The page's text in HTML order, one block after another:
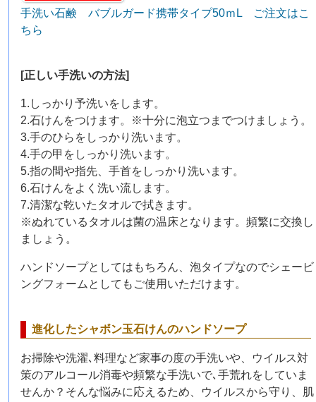
手洗い石鹸 バブルガード携帯タイプ50ｍL ご注文はこ
ちら
[正しい手洗いの方法]
1.しっかり予洗いをします。
2.石けんをつけます。※十分に泡立つまでつけましょう。
3.手のひらをしっかり洗います。
4.手の甲をしっかり洗います。
5.指の間や指先、手首をしっかり洗います。
6.石けんをよく洗い流します。
7.清潔な乾いたタオルで拭きます。
※ぬれているタオルは菌の温床となります。頻繁に交換し
ましょう。
ハンドソープとしてはもちろん、泡タイプなのでシェービ
ングフォームとしてもご使用いただけます。
進化したシャボン玉石けんのハンドソープ
お掃除や洗濯､料理など家事の度の手洗いや、ウイルス対
策のアルコール消毒や頻繁な手洗いで､手荒れをしていま
せんか？そんな悩みに応えるため、ウイルスから守り、肌